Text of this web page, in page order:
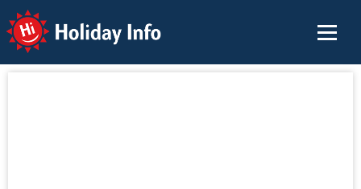
Holiday Info